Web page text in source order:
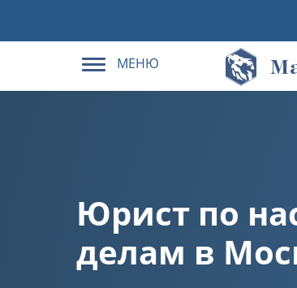
МЕНЮ M
Юрист по
делам в